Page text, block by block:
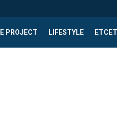
PROJECT LIFESTYLE